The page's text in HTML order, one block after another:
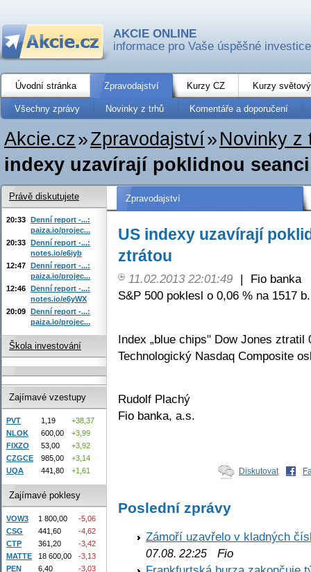
AKCIE ONLINE
informace pro Vaše úspěšné investice
Úvodní stránka Zpravodajství Kurzy CZ Kurzy
Všechny zprávy Novinky z trhů Komentáře a doporučení
Akcie.cz»Zpravodajství» Novinky z
indexy uzavírají poklidnou
Zpravodajství
US indexy uzavírají
ztrátou
11.02.2013 22:01:49 |
Fio banka
S&P 500 poklesl o 0,06 % na 1517 b.
Index „blue chips" Dow Jones ztratil
Technologický Nasdaq Composite
Rudolf Plachý
Fio banka, a.s.
Diskutovat
Poslední zprávy
Zámoří uzavřelo v kladných
07.08. 22:25 Fio
Právě diskutujete
20:33 Denní report -...:
paiza.io/projec...
20:33 Denní report -...:
notes.io/e6iyb
12:47 Denní report -...:
paiza.io/projec...
12:46 Denní report -...:
notes.io/e6yWX
20:09 Denní report -...:
paiza.io/projec...
Škola investování
Zajímavé vzestupy
PVT 1,19
+38,37
NLOK
600,00
+3,99
FIXZO
53,00
+3,92
CZGCE
985,00
+3,14
UQA
441,80 +1,61
Zajímavé poklesy
VOW3 1 800,00
-5,06
CSG
441,60
-4,62
CTP
361,20
-3,42
MATTE
18 600,00
-3,13
PEN
6,40 -3,03